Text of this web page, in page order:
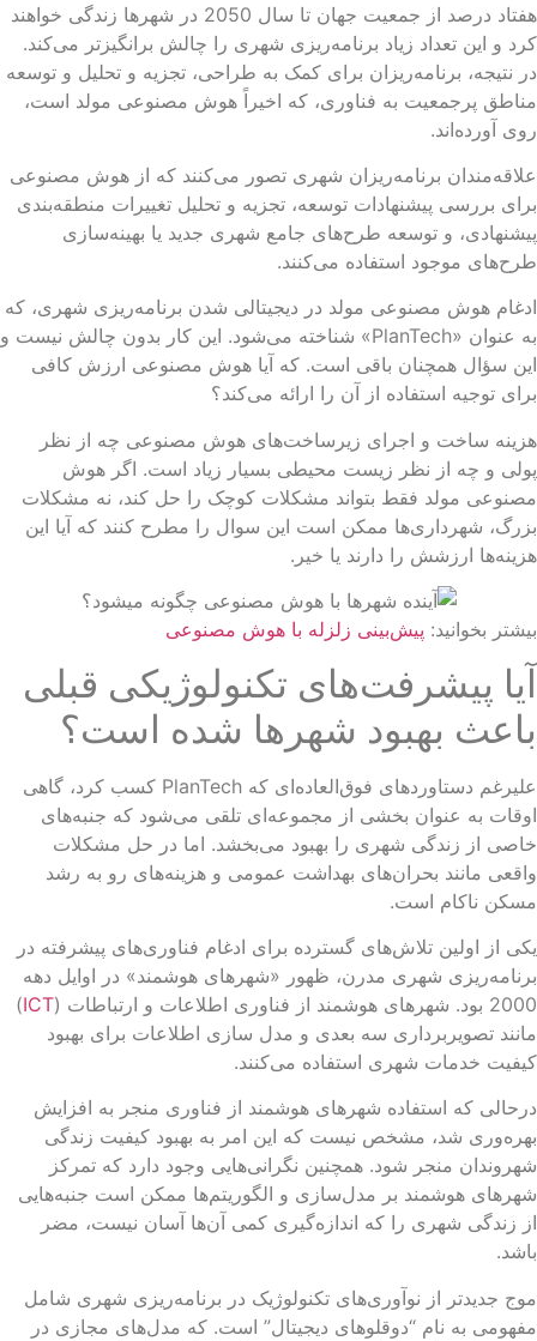
هفتاد درصد از جمعیت جهان تا سال 2050 در شهرها زندگی خواهند
و این تعداد زیاد برنامه‌ریزی شهری را چالش برانگیزتر می‌کند.
نتیجه، برنامه‌ریزان برای کمک به طراحی، تجزیه و تحلیل و توسعه
پرجمعیت به فناوری، که اخیراً هوش مصنوعی مولد است،
آورده‌اند.
برنامه‌ریزان شهری تصور می‌کنند که از هوش مصنوعی
بررسی پیشنهادات توسعه، تجزیه و تحلیل تغییرات منطقه‌بندی
و توسعه طرح‌های جامع شهری جدید یا بهینه‌سازی
موجود استفاده می‌کنند.
هوش مصنوعی مولد در دیجیتالی شدن برنامه‌ریزی شهری، که
به عنوان «PlanTech» شناخته می‌شود. این کار بدون چالش نیست و
سؤال همچنان باقی است. که آیا هوش مصنوعی ارزش کافی
توجیه استفاده از آن را ارائه می‌کند؟
ساخت و اجرای زیرساخت‌های هوش مصنوعی چه از نظر
و چه از نظر زیست محیطی بسیار زیاد است. اگر هوش
مولد فقط بتواند مشکلات کوچک را حل کند، نه مشکلات
شهرداری‌ها ممکن است این سوال را مطرح کنند که آیا این
ارزشش را دارند یا خیر.
بخوانید:پیش‌بینی زلزله با هوش مصنوعی
پیشرفت‌های تکنولوژیکی قبلی
بهبود شهرها شده است؟
علیرغم دستاوردهای فوق‌العاده‌ای که PlanTech کسب کرد، گاهی
به عنوان بخشی از مجموعه‌ای تلقی می‌شود که جنبه‌های
از زندگی شهری را بهبود می‌بخشد. اما در حل مشکلات
مانند بحران‌های بهداشت عمومی و هزینه‌های رو به رشد
ناکام است.
از اولین تلاش‌های گسترده برای ادغام فناوری‌های پیشرفته در
شهری مدرن، ظهور «شهرهای هوشمند» در اوایل دهه
هوشمند از فناوری اطلاعات و ارتباطات (
ICT
)
تصویربرداری سه بعدی و مدل سازی اطلاعات برای بهبود
خدمات شهری استفاده می‌کنند.
که استفاده شهرهای هوشمند از فناوری منجر به افزایش
شد، مشخص نیست که این امر به بهبود کیفیت زندگی
منجر شود. همچنین نگرانی‌هایی وجود دارد که تمرکز
هوشمند بر مدل‌سازی و الگوریتم‌ها ممکن است جنبه‌هایی
زندگی شهری را که اندازه‌گیری کمی آن‌ها آسان نیست، مضر
جدیدتر از نوآوری‌های تکنولوژیک در برنامه‌ریزی شهری شامل
به نام “دوقلوهای دیجیتال” است. که مدل‌های مجازی در